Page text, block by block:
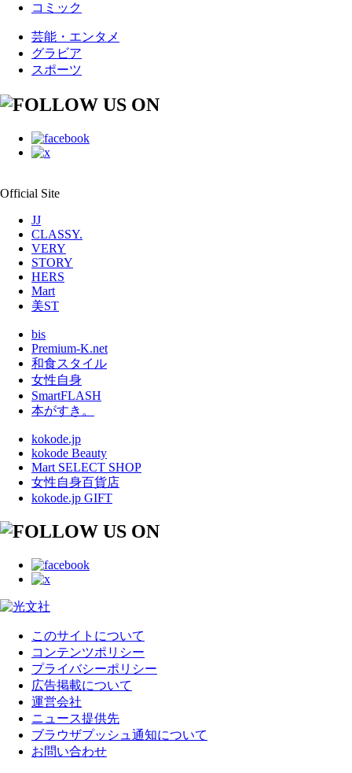
コミック
芸能・エンタメ
グラビア
スポーツ
Official Site
JJ
CLASSY.
VERY
STORY
HERS
Mart
美ST
bis
Premium-K.net
和食スタイル
女性自身
SmartFLASH
本がすき。
kokode.jp
kokode Beauty
Mart SELECT SHOP
女性自身百貨店
kokode.jp GIFT
このサイトについて
コンテンツポリシー
プライバシーポリシー
広告掲載について
運営会社
ニュース提供先
ブラウザプッシュ通知について
お問い合わせ